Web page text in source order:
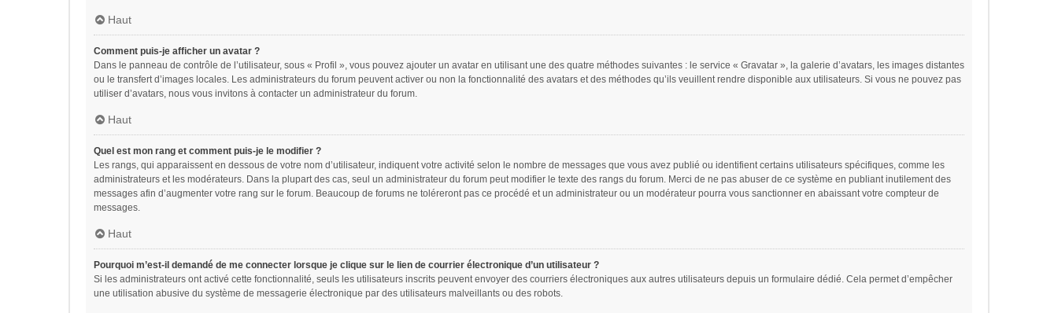
Haut
Comment puis-je afficher un avatar ?
Dans le panneau de contrôle de l’utilisateur, sous « Profil », vous pouvez ajouter un avatar en utilisant une des quatre méthodes suivantes : le service « Gravatar », la galerie d’avatars, les images distantes
ou le transfert d’images locales. Les administrateurs du forum peuvent activer ou non la fonctionnalité des avatars et des méthodes qu’ils veuillent rendre disponible aux utilisateurs. Si vous ne pouvez pas
utiliser d’avatars, nous vous invitons à contacter un administrateur du forum.
Haut
Quel est mon rang et comment puis-je le modifier ?
Les rangs, qui apparaissent en dessous de votre nom d’utilisateur, indiquent votre activité selon le nombre de messages que vous avez publié ou identifient certains utilisateurs spécifiques, comme les
administrateurs et les modérateurs. Dans la plupart des cas, seul un administrateur du forum peut modifier le texte des rangs du forum. Merci de ne pas abuser de ce système en publiant inutilement des
messages afin d’augmenter votre rang sur le forum. Beaucoup de forums ne toléreront pas ce procédé et un administrateur ou un modérateur pourra vous sanctionner en abaissant votre compteur de
messages.
Haut
Pourquoi m’est-il demandé de me connecter lorsque je clique sur le lien de courrier électronique d’un utilisateur ?
Si les administrateurs ont activé cette fonctionnalité, seuls les utilisateurs inscrits peuvent envoyer des courriers électroniques aux autres utilisateurs depuis un formulaire dédié. Cela permet d’empêcher
une utilisation abusive du système de messagerie électronique par des utilisateurs malveillants ou des robots.